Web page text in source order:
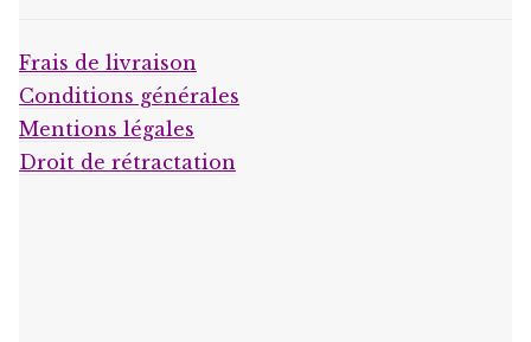
Frais de livraison
Conditions générales
Mentions légales
Droit de rétractation